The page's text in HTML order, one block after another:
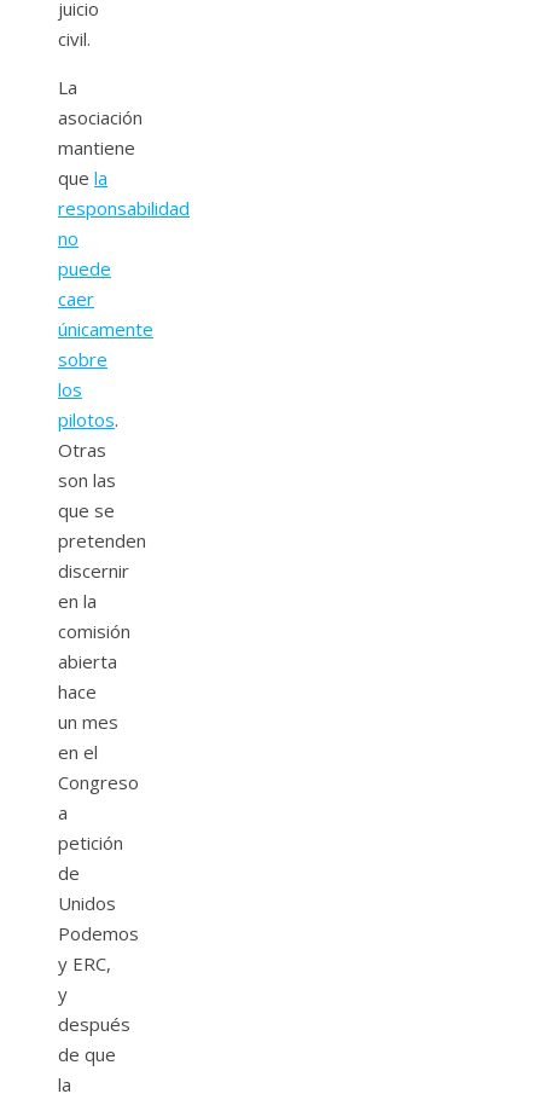
juicio
civil.
La
asociación
mantiene
que la
responsabilidad
no
puede
caer
únicamente
sobre
los
pilotos.
Otras
son las
que se
pretenden
discernir
en la
comisión
abierta
hace
un mes
en el
Congreso
a
petición
de
Unidos
Podemos
y ERC,
y
después
de que
la